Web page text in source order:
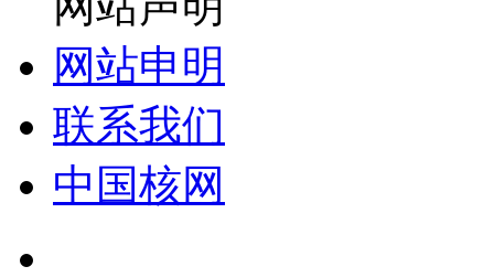
网站申明
联系我们
中国核网